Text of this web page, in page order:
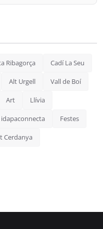
Ribagorça Cadí La Seu
Alt Urgell Vall de Boí
Art Llívia
idapaconnecta Festes
Cerdanya